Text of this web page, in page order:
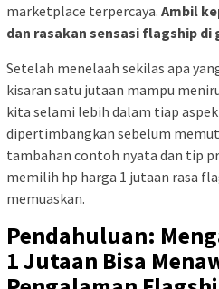
marketplace terpercaya. Ambil
dan rasakan sensasi flagship di
Setelah menelaah sekilas apa
kisaran satu jutaan mampu
kita selami lebih dalam tiap
dipertimbangkan sebelum
tambahan contoh nyata dan tip
memilih hp harga 1 jutaan rasa
memuaskan.
Pendahuluan:
1 Jutaan Bisa